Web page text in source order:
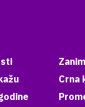
Crna